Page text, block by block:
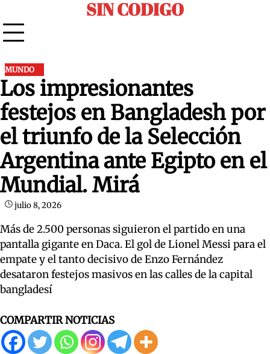
to
content
SIN CODIGO
MUNDO
Los impresionantes
festejos en Bangladesh por
el triunfo de la Selección
Argentina ante Egipto en el
Mundial. Mirá
julio 8, 2026
Más de 2.500 personas siguieron el partido en una
pantalla gigante en Daca. El gol de Lionel Messi para el
empate y el tanto decisivo de Enzo Fernández
desataron festejos masivos en las calles de la capital
bangladesí
COMPARTIR NOTICIAS